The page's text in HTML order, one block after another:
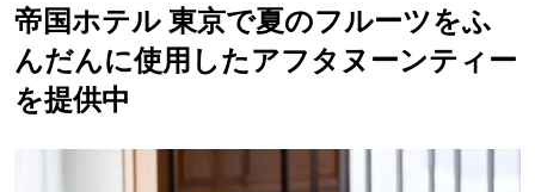
帝国ホテル 東京で夏のフルーツをふ
んだんに使用したアフタヌーンティー
を提供中